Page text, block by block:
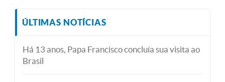
ÚLTIMAS NOTÍCIAS
Há 13 anos, Papa Francisco concluía sua visita ao
Brasil